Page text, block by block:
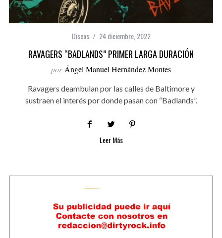
Discos 24 diciembre, 2022
RAVAGERS “BADLANDS” PRIMER LARGA DURACIÓN
por Ángel Manuel Hernández Montes
Ravagers deambulan por las calles de Baltimore y
sustraen el interés por donde pasan con “Badlands”.
Leer Más